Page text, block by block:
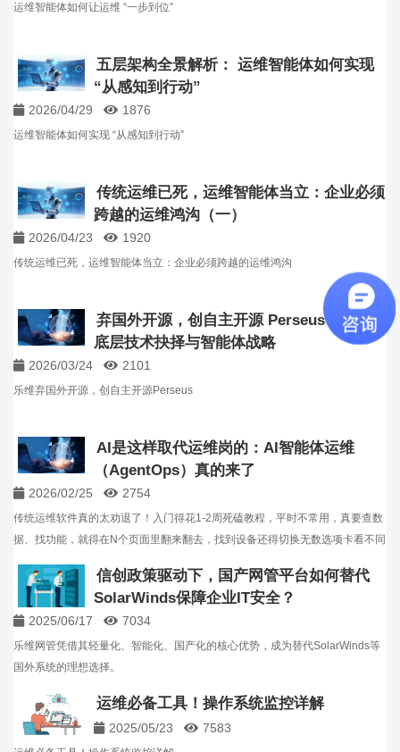
运维智能体如何让运维 “一步到位”
五层架构全景解析： 运维智能体如何实现
“从感知到行动”
2026/04/29 1876
运维智能体如何实现 “从感知到行动”
传统运维已死，运维智能体当立：企业必须
跨越的运维鸿沟（一）
2026/04/23 1920
传统运维已死，运维智能体当立：企业必须跨越的运维鸿沟
弃国外开源，创自主开源 Perseus：乐维的
底层技术抉择与智能体战略
2026/03/24 2101
乐维弃国外开源，创自主开源Perseus
AI是这样取代运维岗的：AI智能体运维
（AgentOps）真的来了
2026/02/25 2754
传统运维软件真的太劝退了！入门得花1-2周死磕教程，平时不常用，真要查数
据、找功能，就得在N个页面里翻来翻去，找到设备还得切换无数选项卡看不同
和推理能力，直接把“复杂操作”简化成“一句…
信创政策驱动下，国产网管平台如何替代
SolarWinds保障企业IT安全？
2025/06/17 7034
乐维网管凭借其轻量化、智能化、国产化的核心优势，成为替代SolarWinds等
国外系统的理想选择。
运维必备工具！操作系统监控详解
2025/05/23 7583